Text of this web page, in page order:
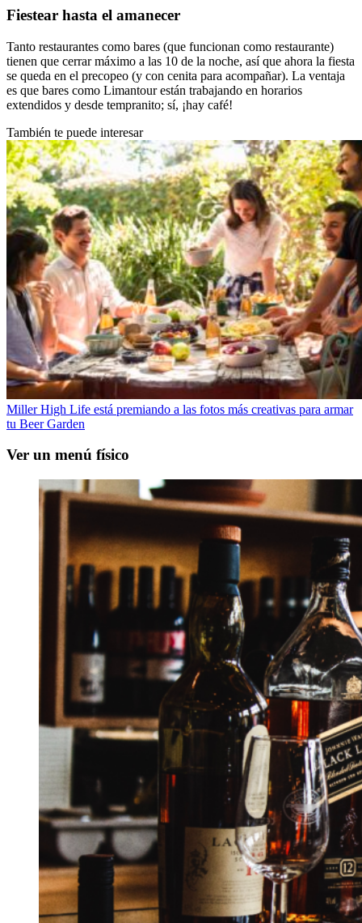
Fiestear hasta el amanecer
Tanto restaurantes como bares (que funcionan como restaurante)
tienen que cerrar máximo a las 10 de la noche, así que ahora la fiesta
se queda en el precopeo (y con cenita para acompañar). La ventaja
es que bares como Limantour están trabajando en horarios
extendidos y desde tempranito; sí, ¡hay café!
También te puede interesar
Miller High Life está premiando a las fotos más creativas para armar
tu Beer Garden
Ver un menú físico